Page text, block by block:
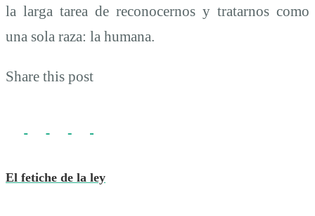
la larga tarea de reconocernos y tratarnos como
una sola raza: la humana.
Share this post
El fetiche de la ley